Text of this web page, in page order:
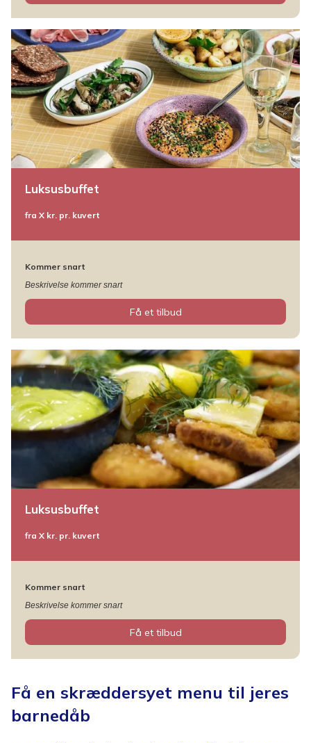
Luksusbuffet
fra X kr. pr. kuvert
Kommer snart
Beskrivelse kommer snart
Få et tilbud
Luksusbuffet
fra X kr. pr. kuvert
Kommer snart
Beskrivelse kommer snart
Få et tilbud
Få en skræddersyet menu til jeres
barnedåb